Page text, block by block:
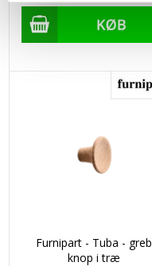
Furnipart - Tuba - greb
knop i træ